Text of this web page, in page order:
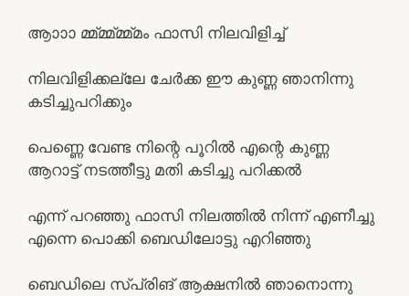
ആാാാ മ്മ്മ്മ്മ്മ്മം ഫാസി നിലവിളിച്ച്
നിലവിളിക്കല്ലേ ചേർക്ക ഈ കുണ്ണ ഞാനിന്നു
കടിച്ചുപറിക്കും
പെണ്ണെ വേണ്ട നിന്റെ പൂറിൽ എന്റെ കുണ്ണ
ആറാട്ട് നടത്തീട്ടു മതി കടിച്ചു പറിക്കൽ
എന്ന് പറഞ്ഞു ഫാസി നിലത്തിൽ നിന്ന് എണീച്ചു
എന്നെ പൊക്കി ബെഡിലോട്ടു എറിഞ്ഞു
ബെഡിലെ സ്പ്രിങ് ആക്ഷനിൽ ഞാനൊന്നു